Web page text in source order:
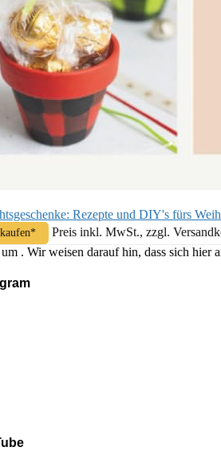
Rezepte und DIY's fürs
Preis inkl. MwSt., zzgl.
. Wir weisen darauf hin, dass sich hier